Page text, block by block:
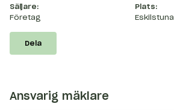
Säljare:
Företag
Plats:
Eskilstuna
Dela
Ansvarig mäklare